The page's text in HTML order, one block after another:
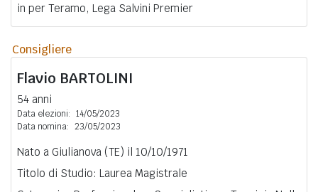
in per Teramo, Lega Salvini Premier
Consigliere
Flavio BARTOLINI
54 anni
Data elezioni: 14/05/2023
Data nomina: 23/05/2023
Nato a Giulianova (TE) il 10/10/1971
Titolo di Studio: Laurea Magistrale